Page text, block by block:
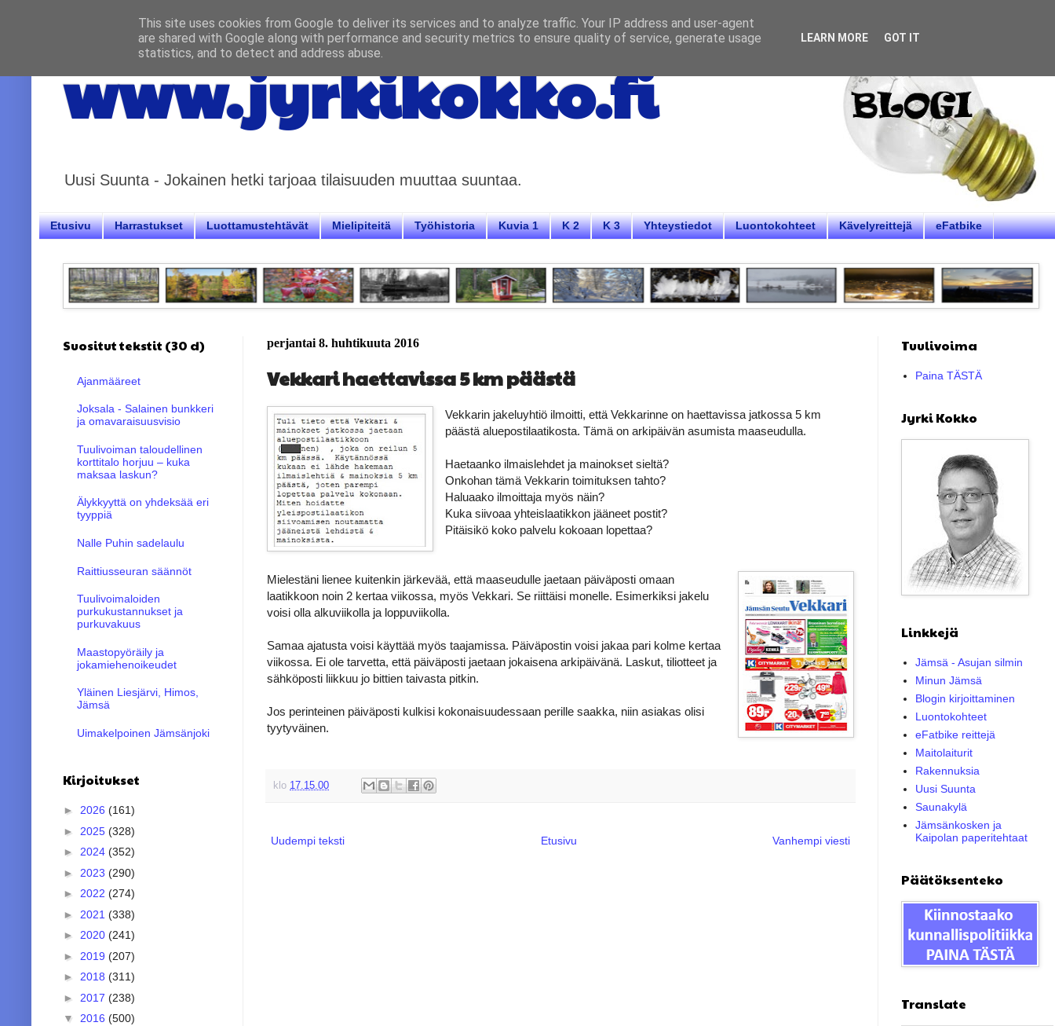
www.jyrkikokko.fi
Uusi Suunta - Jokainen hetki tarjoaa tilaisuuden muuttaa suuntaa.
Etusivu Harrastukset Luottamustehtävät Mielipiteitä Työhistoria Kuvia 1 K 2 K 3 Yhteystiedot Luontokohteet Kävelyreittejä eFatbike
perjantai 8. huhtikuuta 2016
Vekkari haettavissa 5 km päästä
Vekkarin jakeluyhtiö ilmoitti, että Vekkarinne on haettavissa jatkossa 5 km
päästä aluepostilaatikosta. Tämä on arkipäivän asumista maaseudulla.
Haetaanko ilmaislehdet ja mainokset sieltä?
Onkohan tämä Vekkarin toimituksen tahto?
Haluaako ilmoittaja myös näin?
Kuka siivoaa yhteislaatikkon jääneet postit?
Pitäisikö koko palvelu kokoaan lopettaa?
Mielestäni lienee kuitenkin järkevää, että maaseudulle jaetaan päiväposti omaan
laatikkoon noin 2 kertaa viikossa, myös Vekkari. Se riittäisi monelle. Esimerkiksi jakelu
voisi olla alkuviikolla ja loppuviikolla.
Samaa ajatusta voisi käyttää myös taajamissa. Päiväpostin voisi jakaa pari kolme kertaa
viikossa. Ei ole tarvetta, että päiväposti jaetaan jokaisena arkipäivänä. Laskut, tiliotteet ja
sähköposti liikkuu jo bittien taivasta pitkin.
Jos perinteinen päiväposti kulkisi kokonaisuudessaan perille saakka, niin asiakas olisi
tyytyväinen.
klo 17.15.00
Uudempi teksti Vanhempi viesti
Etusivu
Suositut tekstit (30 d)
Ajanmääreet
Joksala - Salainen bunkkeri
ja omavaraisuusvisio
Tuulivoiman taloudellinen
korttitalo horjuu – kuka
maksaa laskun?
Älykkyyttä on yhdeksää eri
tyyppiä
Nalle Puhin sadelaulu
Raittiusseuran säännöt
Tuulivoimaloiden
purkukustannukset ja
purkuvakuus
Maastopyöräily ja
jokamiehenoikeudet
Yläinen Liesjärvi, Himos,
Jämsä
Uimakelpoinen Jämsänjoki
Kirjoitukset
► 2026 (161)
► 2025 (328)
► 2024 (352)
► 2023 (290)
► 2022 (274)
► 2021 (338)
► 2020 (241)
► 2019 (207)
► 2018 (311)
► 2017 (238)
▼ 2016 (500)
Tuulivoima
Paina TÄSTÄ
Jyrki Kokko
Linkkejä
Jämsä - Asujan silmin
Minun Jämsä
Blogin kirjoittaminen
Luontokohteet
eFatbike reittejä
Maitolaiturit
Rakennuksia
Uusi Suunta
Saunakylä
Jämsänkosken ja
Kaipolan paperitehtaat
Päätöksenteko
Translate
This site uses cookies from Google to deliver its services and to analyze traffic. Your IP address and user-agent
are shared with Google along with performance and security metrics to ensure quality of service, generate usage
statistics, and to detect and address abuse.
LEARN MORE GOT IT